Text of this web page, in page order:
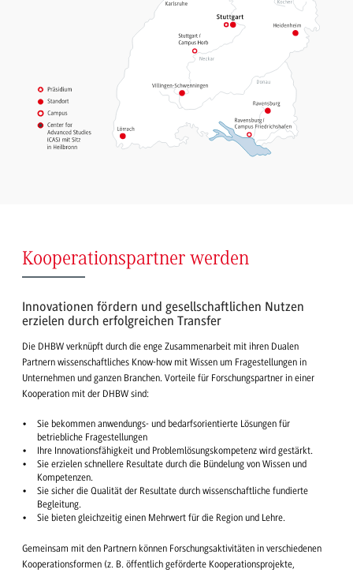
Kooperationspartner werden
Innovationen fördern und gesellschaftlichen Nutzen
erzielen durch erfolgreichen Transfer
Die DHBW verknüpft durch die enge Zusammenarbeit mit ihren Dualen
Partnern wissenschaftliches Know-how mit Wissen um Fragestellungen in
Unternehmen und ganzen Branchen. Vorteile für Forschungspartner in einer
Kooperation mit der DHBW sind:
Sie bekommen anwendungs- und bedarfsorientierte Lösungen für
betriebliche Fragestellungen
Ihre Innovationsfähigkeit und Problemlösungskompetenz wird gestärkt.
Sie erzielen schnellere Resultate durch die Bündelung von Wissen und
Kompetenzen.
Sie sicher die Qualität der Resultate durch wissenschaftliche fundierte
Begleitung.
Sie bieten gleichzeitig einen Mehrwert für die Region und Lehre.
Gemeinsam mit den Partnern können Forschungsaktivitäten in verschiedenen
Kooperationsformen (z. B. öffentlich geförderte Kooperationsprojekte,